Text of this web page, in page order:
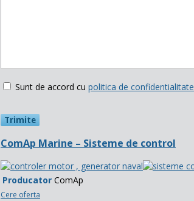
Sunt de accord cu politica de confidentialitate
ComAp Marine – Sisteme de control
Producator ComAp
Cere oferta